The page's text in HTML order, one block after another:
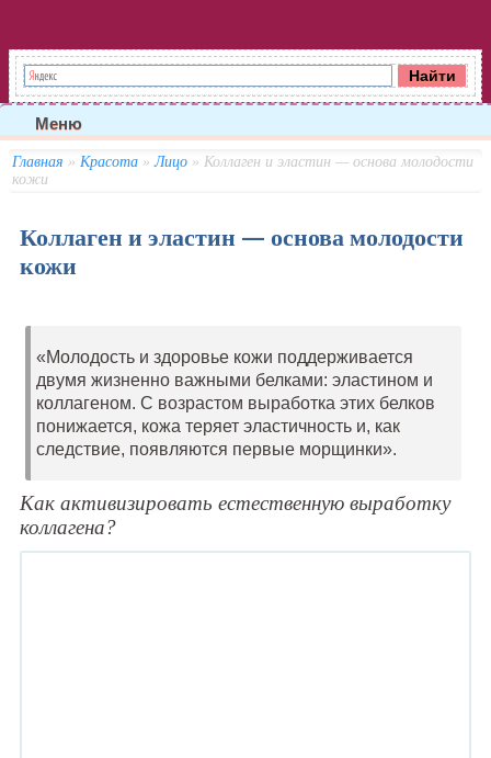
Меню
Главная » Красота»Лицо» Коллаген и эластин — основа молодости
кожи
Коллаген и эластин — основа молодости
кожи
«Молодость и здоровье кожи поддерживается
двумя жизненно важными белками: эластином и
коллагеном. С возрастом выработка этих белков
понижается, кожа теряет эластичность и, как
следствие, появляются первые морщинки».
Как активизировать естественную выработку
коллагена?